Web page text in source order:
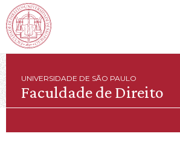
UNIVERSIDADE DE SÃO PAULO
Faculdade de Direito